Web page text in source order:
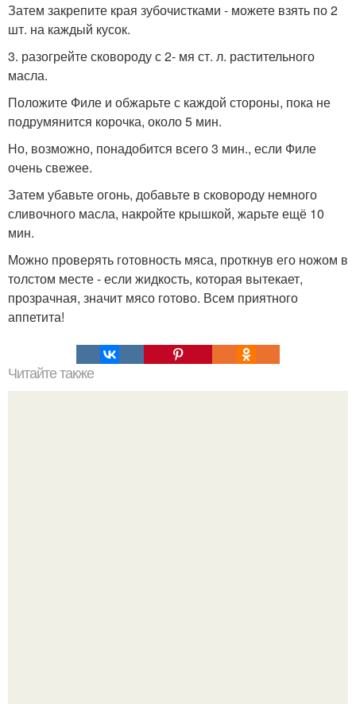
Затем закрепите края зубочистками - можете взять по 2
шт. на каждый кусок.
3. разогрейте сковороду с 2- мя ст. л. растительного
масла.
Положите Филе и обжарьте с каждой стороны, пока не
подрумянится корочка, около 5 мин.
Но, возможно, понадобится всего 3 мин., если Филе
очень свежее.
Затем убавьте огонь, добавьте в сковороду немного
сливочного масла, накройте крышкой, жарьте ещё 10
мин.
Можно проверять готовность мяса, проткнув его ножом в
толстом месте - если жидкость, которая вытекает,
прозрачная, значит мясо готово. Всем приятного
аппетита!
Читайте также